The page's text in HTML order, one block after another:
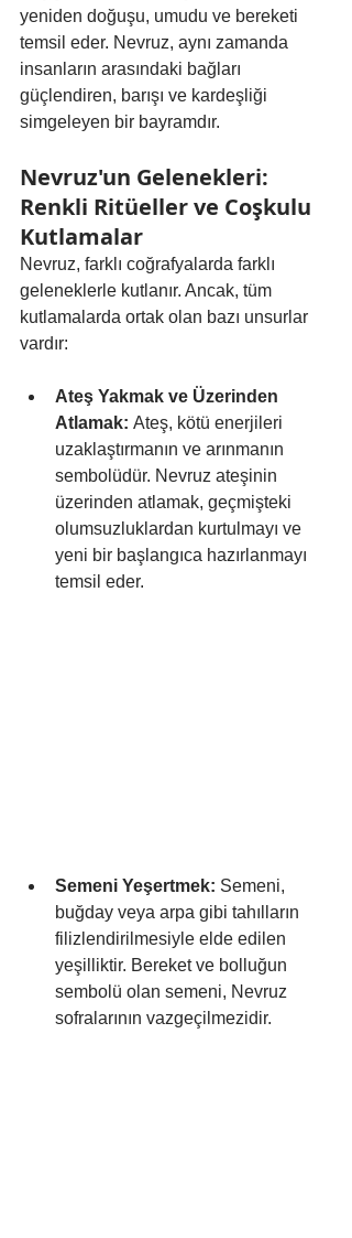
yeniden doğuşu, umudu ve bereketi
temsil eder. Nevruz, aynı zamanda
insanların arasındaki bağları
güçlendiren, barışı ve kardeşliği
simgeleyen bir bayramdır.
Nevruz'un Gelenekleri:
Renkli Ritüeller ve Coşkulu
Kutlamalar
Nevruz, farklı coğrafyalarda farklı
geleneklerle kutlanır. Ancak, tüm
kutlamalarda ortak olan bazı unsurlar
vardır:
Ateş Yakmak ve Üzerinden
Atlamak: Ateş, kötü enerjileri
uzaklaştırmanın ve arınmanın
sembolüdür. Nevruz ateşinin
üzerinden atlamak, geçmişteki
olumsuzluklardan kurtulmayı ve
yeni bir başlangıca hazırlanmayı
temsil eder.
Semeni Yeşertmek: Semeni,
buğday veya arpa gibi tahılların
filizlendirilmesiyle elde edilen
yeşilliktir. Bereket ve bolluğun
sembolü olan semeni, Nevruz
sofralarının vazgeçilmezidir.